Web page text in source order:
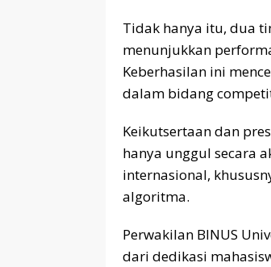
Tidak hanya itu, dua
menunjukkan
Keberhasilan ini
dalam bidang
Keikutsertaan dan
hanya unggul secara
internasional,
algoritma.
Perwakilan BINUS
dari dedikasi